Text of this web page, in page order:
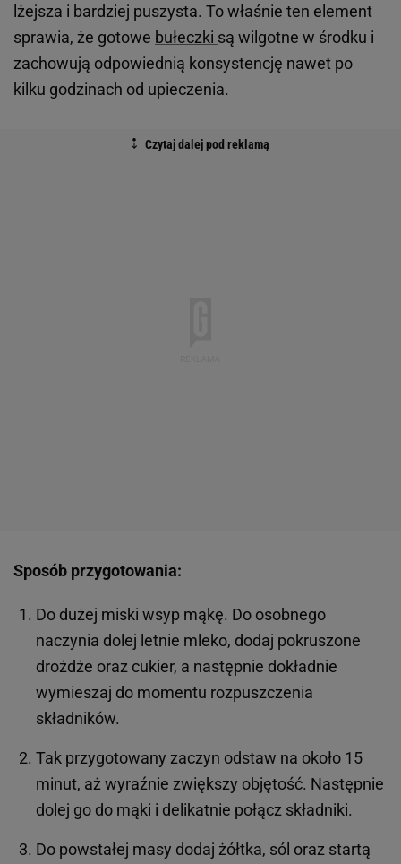
lżejsza i bardziej puszysta. To właśnie ten element
sprawia, że gotowe bułeczki są wilgotne w środku i
zachowują odpowiednią konsystencję nawet po
kilku godzinach od upieczenia.
Sposób przygotowania:
Do dużej miski wsyp mąkę. Do osobnego
naczynia dolej letnie mleko, dodaj pokruszone
drożdże oraz cukier, a następnie dokładnie
wymieszaj do momentu rozpuszczenia
składników.
Tak przygotowany zaczyn odstaw na około 15
minut, aż wyraźnie zwiększy objętość. Następnie
dolej go do mąki i delikatnie połącz składniki.
Do powstałej masy dodaj żółtka, sól oraz startą